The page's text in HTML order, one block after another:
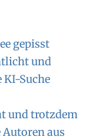
gepisst
und
Suche
und trotzdem
aus